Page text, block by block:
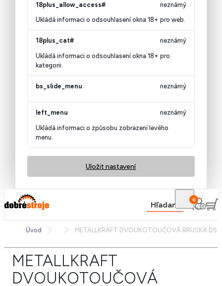
18plus_allow_access#
Ukládá informaci o odsouhlasení okna 18+ pro web.
neznámý
18plus_cat#
Ukládá informaci o odsouhlasení okna 18+ pro
kategorii.
neznámý
bs_slide_menu neznámý
left_menu
Ukládá informaci o způsobu zobrazení levého
menu.
neznámý
Uložit nastavení
Hľadanie
0
Úvod METALLKRAFT DVOUKOTOUČOVÁ BRUSKA DS
METALLKRAFT
DVOUKOTOUČOVÁ